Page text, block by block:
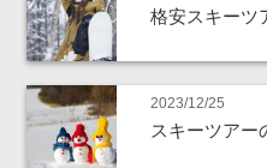
格安スキーツ
2023/12/25
スキーツアー